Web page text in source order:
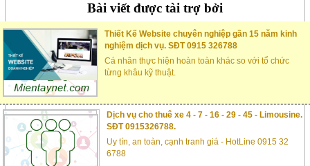
Bài viết được tài trợ bởi
Thiết Kế Website chuyên nghiệp gần 15 năm kinh
nghiệm dịch vụ. SĐT 0915 326788
Cá nhân thực hiện hoàn toàn khác so với tổ chức
từng khâu kỹ thuật.
Dịch vụ cho thuê xe 4 - 7 - 16 - 29 - 45 - Limousine.
SĐT 0915326788.
Uy tín, an toàn, cạnh tranh giá - HotLine 0915 32
6788